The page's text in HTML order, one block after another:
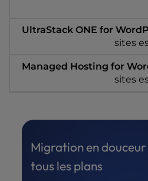
sites
sites
Migration en
tous les plans